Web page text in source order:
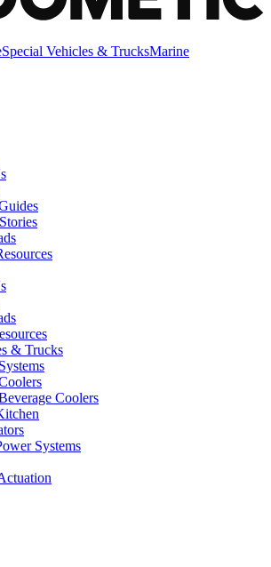
Special Vehicles & TrucksMarine
& Trucks
Coolers
Systems